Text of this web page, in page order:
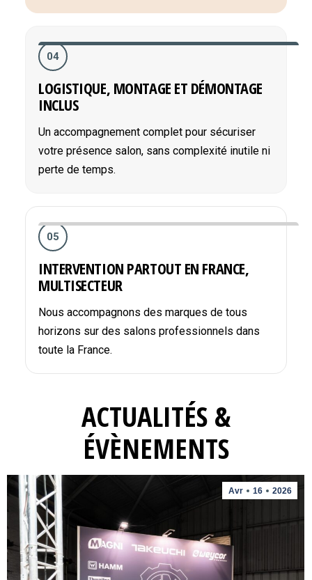
04
LOGISTIQUE, MONTAGE ET DÉMONTAGE
INCLUS
Un accompagnement complet pour sécuriser
votre présence salon, sans complexité inutile ni
perte de temps.
05
INTERVENTION PARTOUT EN FRANCE,
MULTISECTEUR
Nous accompagnons des marques de tous
horizons sur des salons professionnels dans
toute la France.
ACTUALITÉS &
ÉVÈNEMENTS
Avr 16 2026